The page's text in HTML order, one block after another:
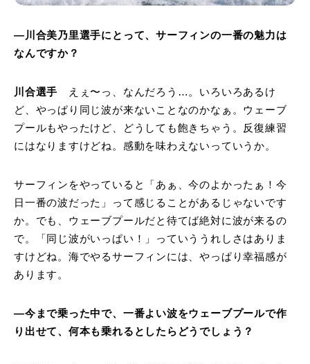
―川合美乃里選手にとって、サーフィンの一番の魅力は
なんですか？
川合選手 えぇ〜っ、なんだろう…。いろいろあるけ
ど、やっぱり同じ波が来ないことなのかなぁ。ウェーブ
プールもやったけど、どうしても飽きちゃう。反復練習
にはなりますけどね。感動を味わえないっていうか。
サーフィンをやっていると「あぁ、今のよかったぁ！今
日一番の波だった」って感じることがあるじゃないです
か。でも、ウェーブプールだと待てば絶対に波が来るの
で。「同じ波がいっぱい！」っていううれしさはありま
すけどね。海でやるサーフィンには、やっぱり幸福感が
あります。
―今まで乗った中で、一番よい波をウェーブプールで作
り出せて、何本も乗れるとしたらどうでしょう？